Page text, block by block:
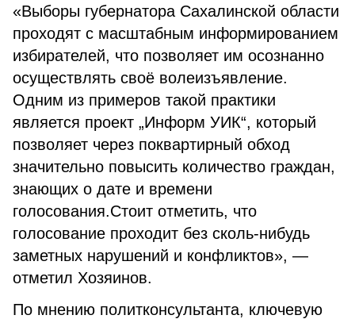
«Выборы губернатора Сахалинской области
проходят с масштабным информированием
избирателей, что позволяет им осознанно
осуществлять своё волеизъявление.
Одним из примеров такой практики
является проект „Информ УИК“, который
позволяет через поквартирный обход
значительно повысить количество граждан,
знающих о дате и времени
голосования.Стоит отметить, что
голосование проходит без сколь-нибудь
заметных нарушений и конфликтов», —
отметил Хозяинов.
По мнению политконсультанта, ключевую